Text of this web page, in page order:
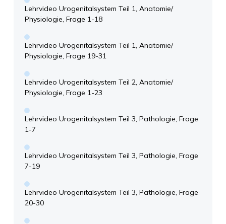
Lehrvideo Urogenitalsystem Teil 1, Anatomie/
Physiologie, Frage 1-18
Lehrvideo Urogenitalsystem Teil 1, Anatomie/
Physiologie, Frage 19-31
Lehrvideo Urogenitalsystem Teil 2, Anatomie/
Physiologie, Frage 1-23
Lehrvideo Urogenitalsystem Teil 3, Pathologie, Frage
1-7
Lehrvideo Urogenitalsystem Teil 3, Pathologie, Frage
7-19
Lehrvideo Urogenitalsystem Teil 3, Pathologie, Frage
20-30